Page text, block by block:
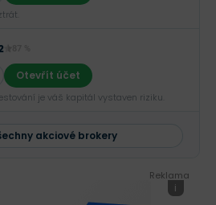
Otevřít účet
je váš kapitál vystaven riziku.
akciové brokery
Reklama
i